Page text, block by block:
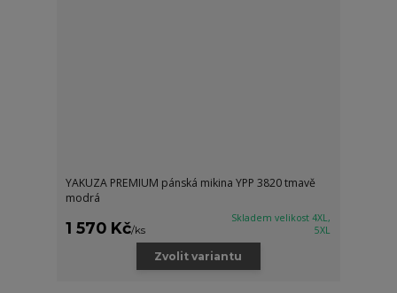
YAKUZA PREMIUM pánská mikina YPP 3820 tmavě
modrá
1 570 Kč/ks
Skladem velikost 4XL,
5XL
Zvolit variantu